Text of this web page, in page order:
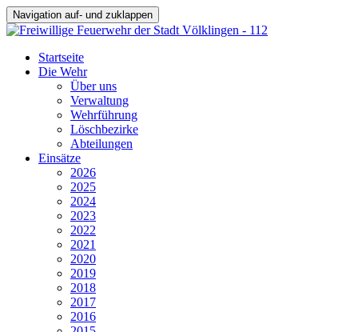
Navigation auf- und zuklappen
Startseite
Die Wehr
Über uns
Verwaltung
Wehrführung
Löschbezirke
Abteilungen
Einsätze
2026
2025
2024
2023
2022
2021
2020
2019
2018
2017
2016